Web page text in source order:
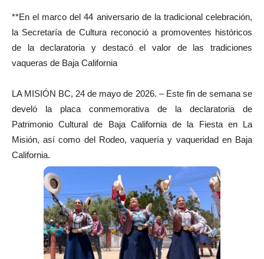
**En el marco del 44 aniversario de la tradicional celebración,
la Secretaría de Cultura reconoció a promoventes históricos
de la declaratoria y destacó el valor de las tradiciones
vaqueras de Baja California
LA MISIÓN BC, 24 de mayo de 2026. – Este fin de semana se
develó la placa conmemorativa de la declaratoria de
Patrimonio Cultural de Baja California de la Fiesta en La
Misión, así como del Rodeo, vaquería y vaqueridad en Baja
California.